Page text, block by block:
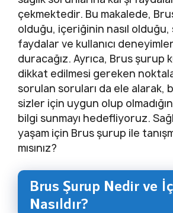
çekmektedir. Bu makalede,
olduğu, içeriğinin nasıl olduğu,
faydalar ve kullanıcı
duracağız. Ayrıca, Brus şurup
dikkat edilmesi gereken
sorulan soruları da ele alarak,
sizler için uygun olup
bilgi sunmayı hedefliyoruz.
yaşam için Brus şurup ile
mısınız?
Brus Şurup Nedir ve
Nasıldır?